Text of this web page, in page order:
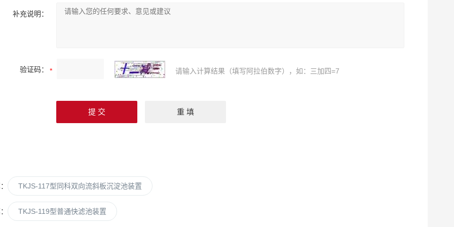
补充说明：
验证码： 请输入计算结果（填写阿拉伯数字），如：三加四=7
TKJS-117型同科双向流斜板沉淀池装置
TKJS-119型普通快滤池装置